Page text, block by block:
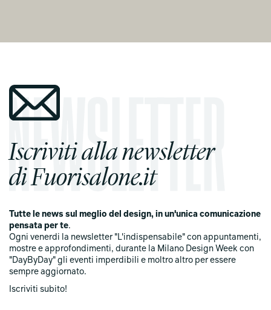
Iscriviti alla newsletter
di Fuorisalone.it
Tutte le news sul meglio del design, in un'unica comunicazione
pensata per te.
Ogni venerdi la newsletter "L'indispensabile" con appuntamenti,
mostre e approfondimenti, durante la Milano Design Week con
"DayByDay" gli eventi imperdibili e moltro altro per essere
sempre aggiornato.
Iscriviti subito!